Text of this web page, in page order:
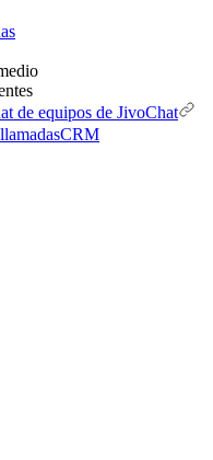
de equipos de JivoChat
CRM